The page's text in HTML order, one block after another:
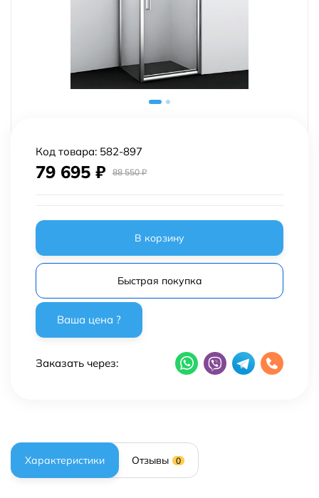
Код товара: 582-897
79 695 ₽ 88 550₽
В корзину
Быстрая покупка
Заказать через:
Характеристики Отзывы 0